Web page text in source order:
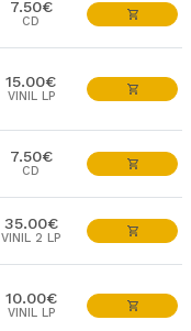
7.50€
CD
15.00€
VINIL LP
7.50€
CD
35.00€
VINIL 2 LP
10.00€
VINIL LP